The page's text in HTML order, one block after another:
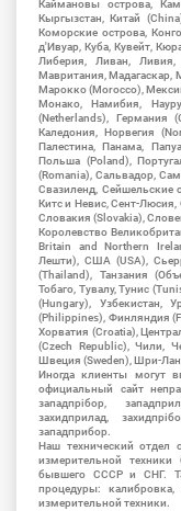
Каймановы острова,
Кыргызстан, Китай
Коморские острова,
д'Ивуар, Куба, Кувейт,
Либерия, Ливан,
Мавритания,
Марокко (Morocco),
Монако, Намибия,
(Netherlands), Германия
Каледония, Норвегия
Палестина, Панама,
Польша (Poland),
(Romania), Сальвадор,
Свазиленд, Сейшельские
Китс и Невис, Сент-
Словакия (Slovakia),
Королевство
Britain and Northern
Лешти), США (USA),
(Thailand), Танзания
Тобаго, Тувалу, Тунис
(Hungary), Узбекистан,
(Philippines), Финляндия
Хорватия (Croatia),
(Czech Republic), Чили,
Швеция (Sweden), Шри-
Иногда клиенты могут
официальный сайт
западпрібор,
захидприлад,
западприбор.
Наш технический отдел
измерительной
бывшего СССР и СНГ.
процедуры: калибровка,
измерительной техники.